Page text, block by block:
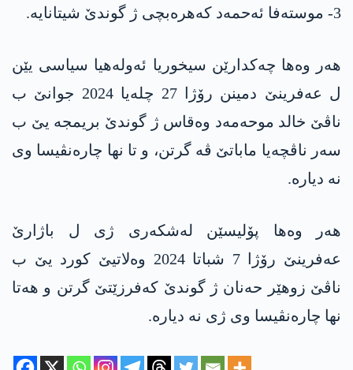
3- موستەفا ئەحمەد کەھرەبچی ژ گوندێ شیتانایە.
هەر وەها چەکدارێن سیخوریا ئەولەھیا سیاسی یێن
ل عەفرینێ دمینن رۆژا 27 چلەیا 2024 جوانێ ب
ناڤێ خالد موحەمەد وەقاس ژ گوندێ بریمجە یێ ب
سەر ناڤچەیا ماباتێ ڤە گرتن، و تا نھا چارەنڤیسا وی
نە دیارە.
ھەر وەھا پۆلیسێن لەشکەری ژی ل باژارێ
عەفرینێ رۆژا 7 شباتا 2024 وەلاتیێ کورد یێ ب
ناڤێ زوھێر حەنان ژ گوندێ کەفرزێتێ گرتن و ھەتا
نھا چارەنڤیسا وی ژی نە دیارە.